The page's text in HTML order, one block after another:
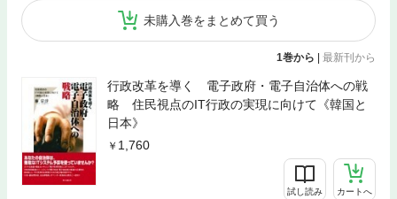
未購入巻をまとめて買う
1巻から 最新刊から
行政改革を導く 電子政府・電子自治体への戦
略 住民視点のIT行政の実現に向けて《韓国と
日本》
1,760
試し読み カートへ